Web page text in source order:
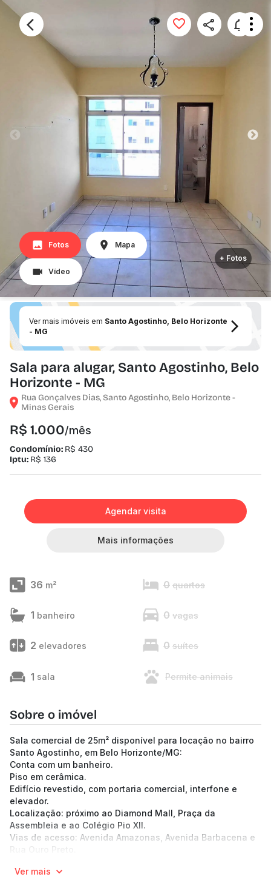
Fotos Mapa
Vídeo
+ Fotos
Ver mais imóveis em Santo Agostinho, Belo Horizonte
- MG
Sala para alugar, Santo Agostinho, Belo
Horizonte - MG
Rua Gonçalves Dias, Santo Agostinho, Belo Horizonte -
Minas Gerais
R$ 1.000/mês
Condomínio: R$ 430
Iptu: R$ 136
Agendar visita
Mais informações
36 m² 0 quartos
1 banheiro 0 vagas
2 elevadores 0 suítes
1 sala Permite animais
Sobre o imóvel
Sala comercial de 25m² disponível para locação no bairro
Santo Agostinho, em Belo Horizonte/MG:
Conta com um banheiro.
Piso em cerâmica.
Edifício revestido, com portaria comercial, interfone e
elevador.
Localização: próximo ao Diamond Mall, Praça da
Assembleia e ao Colégio Pio XII.
Vias de acesso: Avenida Amazonas, Avenida Barbacena e
Rua Ouro Preto.
Solicitamos a confirmação com nossa equipe).
Ver mais